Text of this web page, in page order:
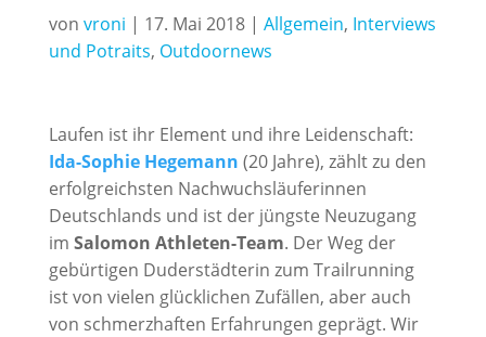
von vroni | 17. Mai 2018| Allgemein, Interviews
und Potraits, Outdoornews
Laufen ist ihr Element und ihre Leidenschaft:
Ida-Sophie Hegemann (20 Jahre), zählt zu den
erfolgreichsten Nachwuchsläuferinnen
Deutschlands und ist der jüngste Neuzugang
im Salomon Athleten-Team. Der Weg der
gebürtigen Duderstädterin zum Trailrunning
ist von vielen glücklichen Zufällen, aber auch
von schmerzhaften Erfahrungen geprägt. Wir